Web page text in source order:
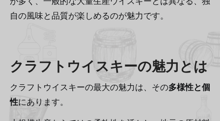
自の風味と品質が楽しめるのが魅力です。
クラフトウイスキーの魅力とは
クラフトウイスキーの最大の魅力は、その多様性と個
性にあります。